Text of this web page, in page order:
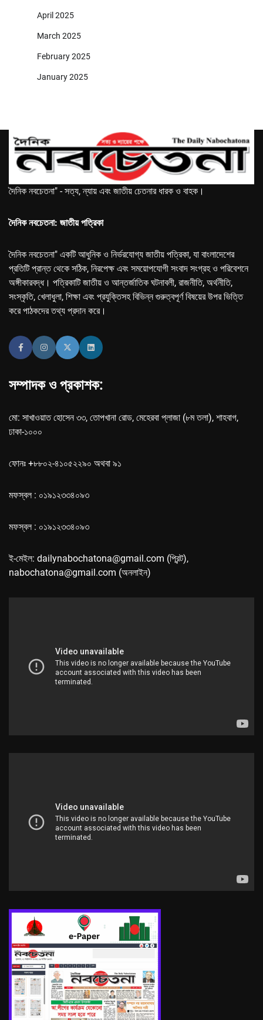
April 2025
March 2025
February 2025
January 2025
দৈনিক নবচেতনা" - সত্য, ন্যায় এবং জাতীয় চেতনার ধারক ও বাহক।
দৈনিক নবচেতনা: জাতীয় পত্রিকা
দৈনিক নবচেতনা" একটি আধুনিক ও নির্ভরযোগ্য জাতীয় পত্রিকা, যা বাংলাদেশের
প্রতিটি প্রান্ত থেকে সঠিক, নিরপেক্ষ এবং সময়োপযোগী সংবাদ সংগ্রহ ও পরিবেশনে
অঙ্গীকারবদ্ধ। পত্রিকাটি জাতীয় ও আন্তর্জাতিক ঘটনাবলী, রাজনীতি, অর্থনীতি,
সংস্কৃতি, খেলাধুলা, শিক্ষা এবং প্রযুক্তিসহ বিভিন্ন গুরুত্বপূর্ণ বিষয়ের উপর ভিত্তি
করে পাঠকদের তথ্য প্রদান করে।
সম্পাদক ও প্রকাশক:
মো: সাখাওয়াত হোসেন ৩৩, তোপখানা রোড, মেহেরবা প্লাজা (৮ম তলা), শাহবাগ,
ঢাকা-১০০০
ফোনঃ +৮৮০২-৪১০৫২২৯০ অথবা ৯১
মফস্বল : ০১৯১২৩৩৪০৯৩
মফস্বল : ০১৯১২৩৩৪০৯৩
ই-মেইল: dailynabochatona@gmail.com (প্রিন্ট),
nabochatona@gmail.com (অনলাইন)